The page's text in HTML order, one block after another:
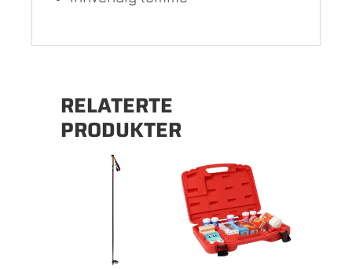
RELATERTE
PRODUKTER